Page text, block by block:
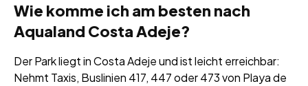
Wie komme ich am besten nach
Aqualand Costa Adeje?
Der Park liegt in Costa Adeje und ist leicht erreichbar:
Nehmt Taxis, Buslinien 417, 447 oder 473 von Playa de